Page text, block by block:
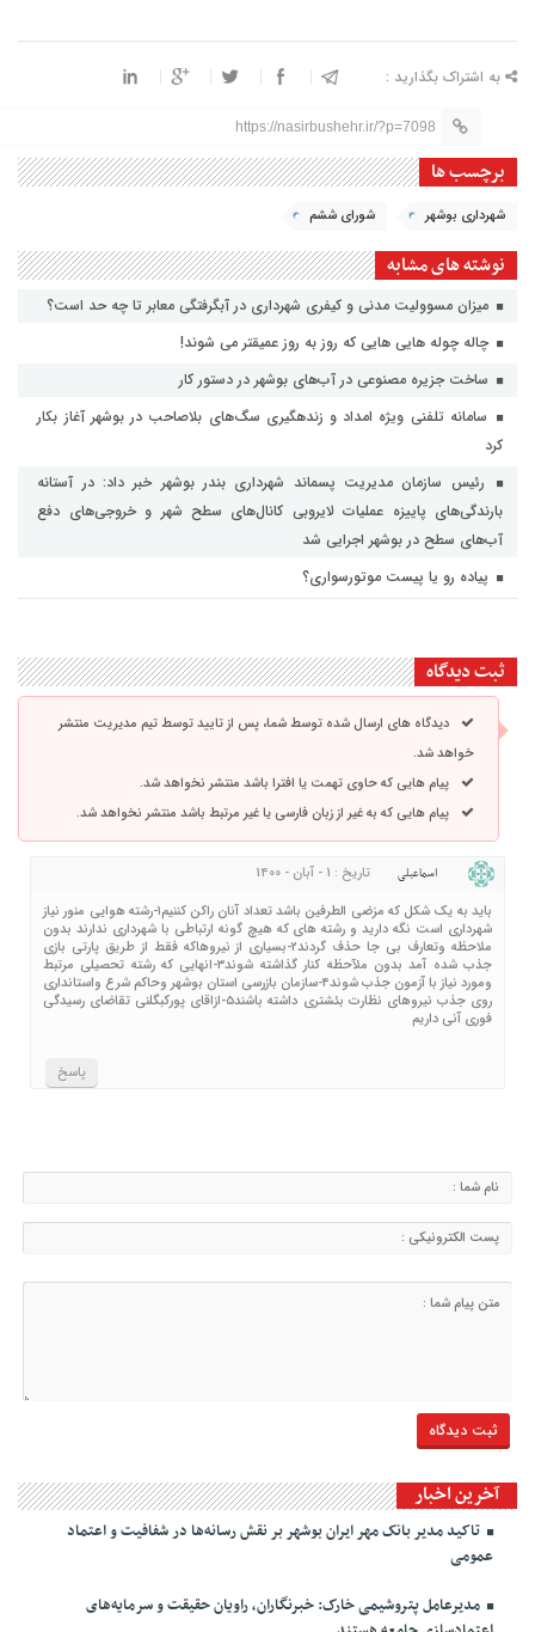
به اشتراک بگذارید :
https://nasirbushehr.ir/?p=7098
برچسب ها
شهرداری بوشهر شورای ششم
نوشته های مشابه
میزان مسوولیت مدنی و کیفری شهرداری در آبگرفتگی معابر تا چه حد است؟
چاله چوله هایی هایی که روز به روز عمیقتر می شوند!
ساخت جزیره مصنوعی در آب‌های بوشهر در دستور کار
سامانه تلفنی ویژه امداد و زنده‎گیری سگ‌‎های بلاصاحب در بوشهر آغاز بکار
کرد
رئیس سازمان مدیریت پسماند شهرداری بندر بوشهر خبر داد: در آستانه
بارندگی‌های پاییزه عملیات لایروبی کانال‌های سطح شهر و خروجی‌های دفع
آب‌های سطح در بوشهر اجرایی شد
پیاده رو یا پیست موتورسواری؟
ثبت دیدگاه
دیدگاه های ارسال شده توسط شما، پس از تایید توسط تیم مدیریت منتشر
خواهد شد.
پیام هایی که حاوی تهمت یا افترا باشد منتشر نخواهد شد.
پیام هایی که به غیر از زبان فارسی یا غیر مرتبط باشد منتشر نخواهد شد.
اسماعیلی
تاریخ : 1 - آبان - 1400
باید به یک شکل که مزضی الطرفین باشد تعداد آنان راکن کننیم۱-رشته هوایی منور نیاز
شهرداری است نگه دارید و رشته های که هیچ گونه ارتباطی با شهرداری ندارند بدون
ملاحظه وتعارف بی جا حذف گردند۲-بسیاری از نیروهاکه فقط از طریق پارتی بازی
جذب شده آمد بدون ملآحظه کنار گذاشته شوند۳-انهایی که رشته تحصیلی مرتبط
ومورد نیاز با آزمون جذب شوند۴-سازمان بازرسی استان بوشهر وحاکم شرع واستانداری
روی جذب نیروهای نظارت بئشتری داشته باشند۵-ازاقای پورکبگلنی تقاضای رسیدگی
فوری آنی داریم
پاسخ
آخرین اخبار
تاکید مدیر بانک مهر ایران بوشهر بر نقش رسانه‌ها در شفافیت و اعتماد
عمومی
مدیرعامل پتروشیمی خارک: خبرنگاران، راویان حقیقت و سرمایه‌های